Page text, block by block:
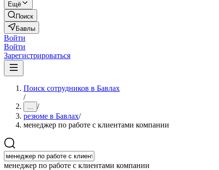
Ещё
Поиск
Бавлы
Войти
Войти
Зарегистрироваться
Поиск сотрудников в Бавлах
/
... /
резюме в Бавлах/
менеджер по работе с клиентами компании
менеджер по работе с клиентами компании